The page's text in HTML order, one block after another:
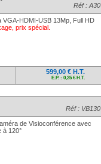
Réf : A30
VGA-HDMI-USB 13Mp, Full HD
prix spécial.
599,00 € H.T.
E.P. : 0,25 € H.T.
Réf : VB130
de Visioconférence avec
à 120°